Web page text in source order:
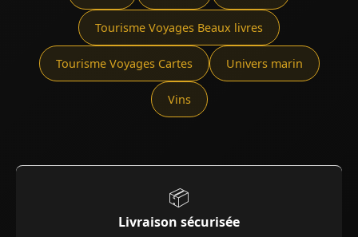
Tourisme Voyages Beaux livres
Tourisme Voyages Cartes Univers marin
Vins
📦
Livraison sécurisée